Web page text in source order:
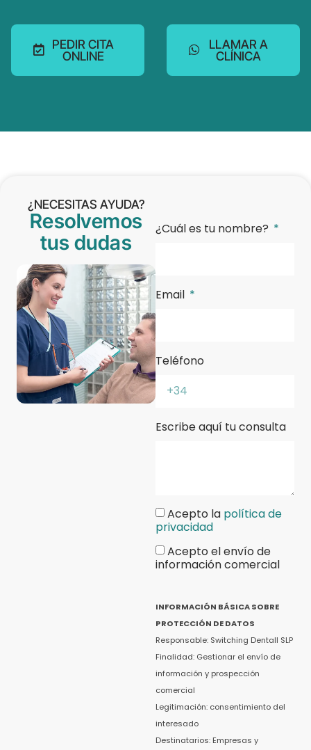
PEDIR CITA
ONLINE
LLAMAR A
CLÍNICA
¿NECESITAS AYUDA?
Resolvemos
tus dudas
¿Cuál es tu nombre?
Email
Teléfono
Escribe aquí tu consulta
Acepto la política de
privacidad
Acepto el envío de
información comercial
INFORMACIÓN BÁSICA SOBRE
PROTECCIÓN DE DATOS
Responsable: Switching Dentall SLP
Finalidad: Gestionar el envío de
información y prospección
comercial
Legitimación: consentimiento del
interesado
Destinatarios: Empresas y